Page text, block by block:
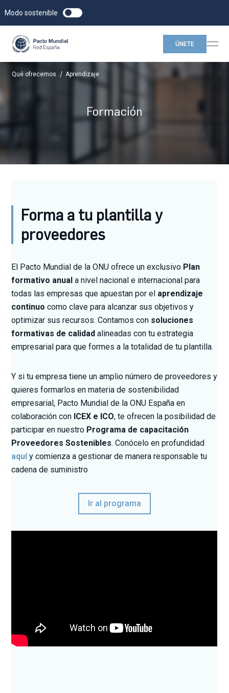
Modo sostenible
ÚNETE
Qué ofrecemos / Aprendizaje
Formación
Forma a tu plantilla y
proveedores
El Pacto Mundial de la ONU ofrece un exclusivo Plan
formativo anual a nivel nacional e internacional para
todas las empresas que apuestan por el aprendizaje
continuo como clave para alcanzar sus objetivos y
optimizar sus recursos. Contamos con soluciones
formativas de calidad alineadas con tu estrategia
empresarial para que formes a la totalidad de tu plantilla.
Y si tu empresa tiene un amplio número de proveedores y
quieres formarlos en materia de sostenibilidad
empresarial, Pacto Mundial de la ONU España en
colaboración con ICEX e ICO, te ofrecen la posibilidad de
participar en nuestro Programa de capacitación
Proveedores Sostenibles. Conócelo en profundidad
aquí y comienza a gestionar de manera responsable tu
cadena de suministro
Ir al programa